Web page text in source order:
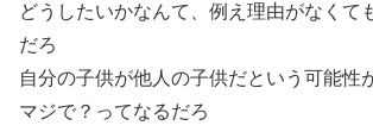
どうしたいかなんて、例え理由がなくて
だろ
自分の子供が他人の子供だという可能性
マジで？ってなるだろ